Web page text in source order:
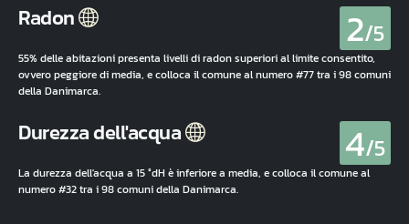
Radon 2/5
55% delle abitazioni presenta livelli di radon superiori al limite consentito,
ovvero peggiore di media, e colloca il comune al numero #77 tra i 98 comuni
della Danimarca.
Durezza dell'acqua 4/5
La durezza dell'acqua a 15 °dH è inferiore a media, e colloca il comune al
numero #32 tra i 98 comuni della Danimarca.